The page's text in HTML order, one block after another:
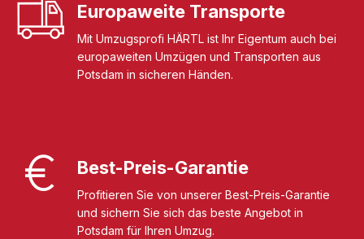
Europaweite Transporte
Mit Umzugsprofi HÄRTL ist Ihr Eigentum auch bei
europaweiten Umzügen und Transporten aus
Potsdam in sicheren Händen.
Best-Preis-Garantie
Profitieren Sie von unserer Best-Preis-Garantie
und sichern Sie sich das beste Angebot in
Potsdam für Ihren Umzug.